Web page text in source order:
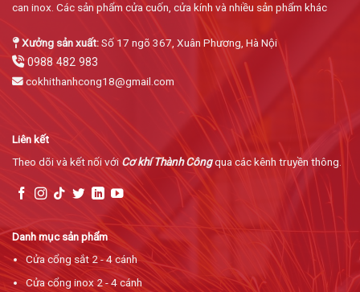
can inox. Các sản phẩm cửa cuốn, cửa kính và nhiều sản phẩm khác
Xưởng sản xuất:Số 17 ngõ 367, Xuân Phương, Hà Nội
0988 482 983
cokhithanhcong18@gmail.com
Danh mục sản phẩm
Cửa cổng sắt 2 - 4 cánh
Cửa cổng inox 2 - 4 cánh
Liên kết
Theo dõi và kết nối với Cơ khí Thành Côngqua các kênh truyền thông.